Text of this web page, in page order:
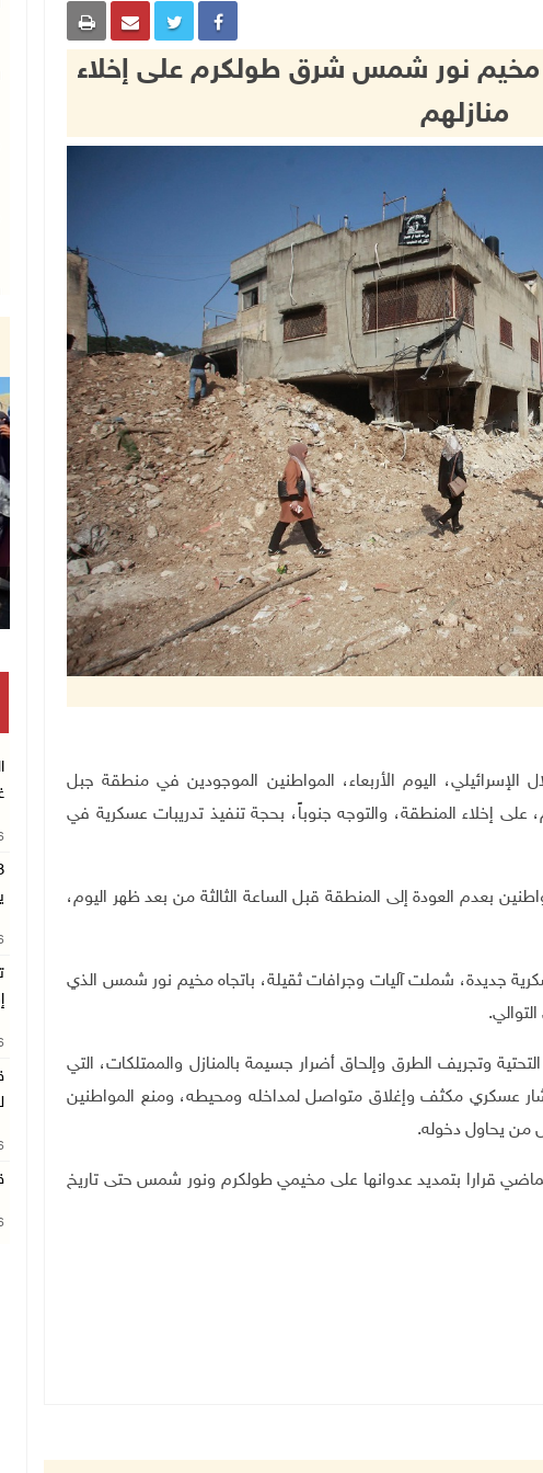
مخيم نور شمس شرق طولكرم على إخلاء
منازلهم
الاحتلال الإسرائيلي، اليوم الأربعاء، المواطنين الموجودين في منطقة جبل
إخلاء المنطقة، والتوجه جنوباً، بحجة تنفيذ تدريبات عسكرية في
بعدم العودة إلى المنطقة قبل الساعة الثالثة من بعد ظهر اليوم،
جديدة، شملت آليات وجرافات ثقيلة، باتجاه مخيم نور شمس الذي
.
وتجريف الطرق وإلحاق أضرار جسيمة بالمنازل والممتلكات، التي
عسكري مكثف وإغلاق متواصل لمداخله ومحيطه، ومنع المواطنين
من يحاول دخوله.
قرارا بتمديد عدوانها على مخيمي طولكرم ونور شمس حتى تاريخ
تكريم متفوقين بالثانوية العامة في خان يونس